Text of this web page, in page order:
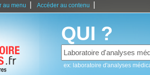
au menu Accéder au contenu
QUI ?
ex: laboratoire d'analyses